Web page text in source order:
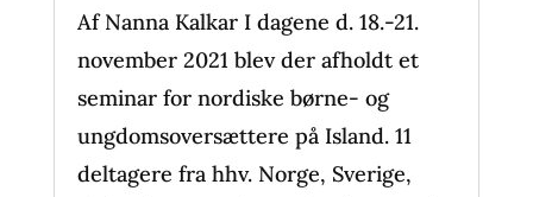
Af Nanna Kalkar I dagene d. 18.-21.
november 2021 blev der afholdt et
seminar for nordiske børne- og
ungdomsoversættere på Island. 11
deltagere fra hhv. Norge, Sverige,